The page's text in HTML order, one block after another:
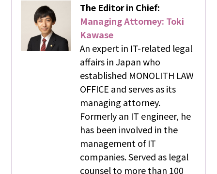
The Editor in Chief:
Managing Attorney: Toki
Kawase
An expert in IT-related legal
affairs in Japan who
established MONOLITH LAW
OFFICE and serves as its
managing attorney.
Formerly an IT engineer, he
has been involved in the
management of IT
companies. Served as legal
counsel to more than 100